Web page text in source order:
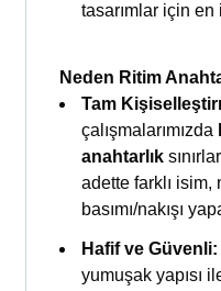
tasarımlar için
Neden Ritim
Tam
çalışmalarımızda
anahtarlık
adette farklı
basımı/nakışı
Hafif ve Güvenli:
yumuşak yapısı